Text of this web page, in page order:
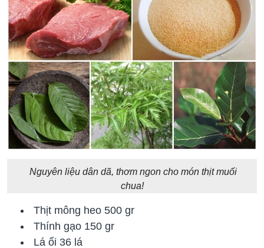
Nguyên liệu dân dã, thơm ngon cho món thịt muối
chua!
Thịt mông heo 500 gr
Thính gạo 150 gr
Lá ổi 36 lá